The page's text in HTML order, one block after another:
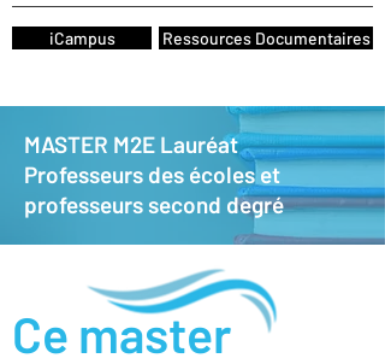
iCampus Ressources Documentaires
MASTER M2E Lauréat
Professeurs des écoles et
professeurs second degré
Ce master